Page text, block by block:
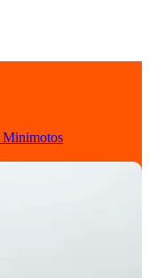
Minimotos